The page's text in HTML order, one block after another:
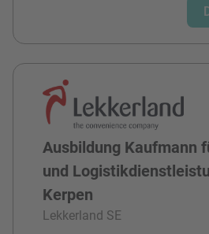
Ausbildung Kaufmann
und
Kerpen
Lekkerland SE